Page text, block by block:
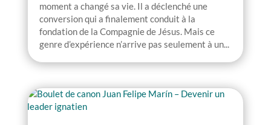
moment a changé sa vie. Il a déclenché une
conversion qui a finalement conduit à la
fondation de la Compagnie de Jésus. Mais ce
genre d’expérience n’arrive pas seulement à un...